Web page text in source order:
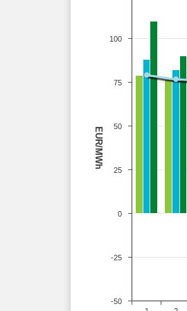
EUR/MWh
-50
-25
0
25
50
75
100